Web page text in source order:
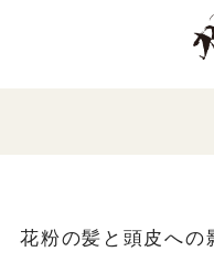
花粉の髪と頭皮への